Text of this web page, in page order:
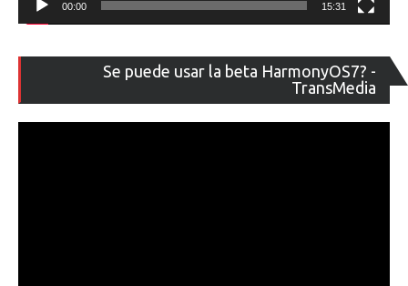
00:00 15:31
Se puede usar la beta HarmonyOS7? -
TransMedia
de